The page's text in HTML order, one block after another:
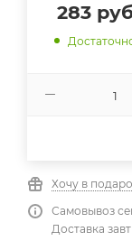
283
Хочу в
Самовывоз
Доставка